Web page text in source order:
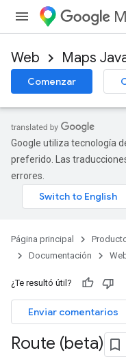
Web Maps
Comenzar
Google utiliza tecnología
preferido. Las
errores.
Página principal
Documentación
¿Te resultó útil?
Enviar comentarios
Route (beta)